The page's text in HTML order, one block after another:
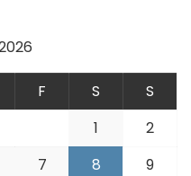
F S
S
1
2
7 8
9